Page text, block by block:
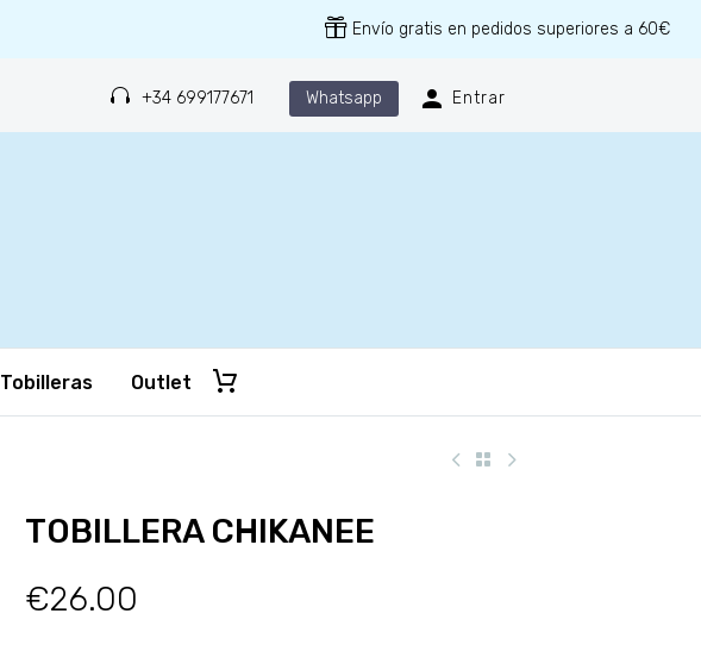
Envío gratis en pedidos superiores a 60€
+34 699177671 Whatsapp Entrar
Tobilleras Outlet
TOBILLERA CHIKANEE
€26.00